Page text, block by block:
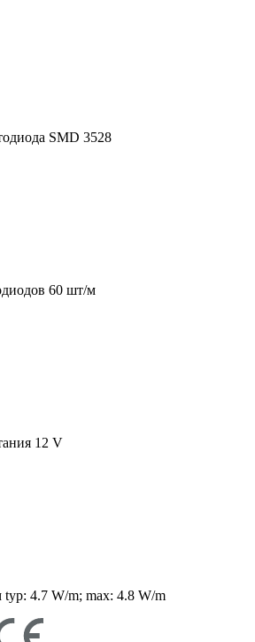
SMD 3528
60 шт/м
12 V
typ: 4.7 W/m; max: 4.8 W/m